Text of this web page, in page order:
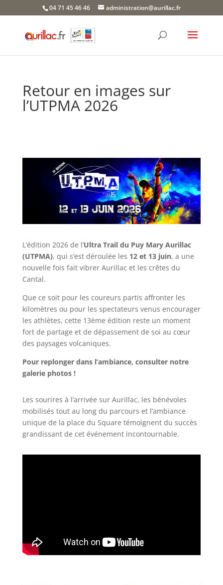
04 71 45 46 46 administration@aurillac.fr
Retour en images sur
l’UTPMA 2026
L’édition 2026 de l’Ultra Trail du Puy Mary Aurillac
(UTPMA), qui s’est déroulée les 12 et 13 juin, a une
nouvelle fois fait vibrer Aurillac et les crêtes du
Cantal.
Que ce soit pour les coureurs partis affronter les
kilomètres ou pour les spectateurs venus encourager
les athlètes, cette 13ème édition reste un moment
fort de partage et de dépassement de soi au cœur
des paysages volcaniques.
Pour replonger dans l’ambiance, consulter notre
galerie photos !
Les sourires à l’arrivée sur Aurillac, les bénévoles
mobilisés tout au long du parcours et l’ambiance
unique de la place du Square témoignent du succès
grandissant de cet événement incontournable.